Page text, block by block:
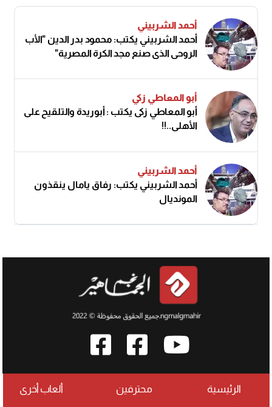
أحمد الشربيني
أحمد الشربيني يكتب: محمود بدر الدين "الأب
الروحي الذي صنع مجد الكرة المصرية"
أبو المعاطي زكي
أبو المعاطي زكى يكتب : أبوريدة والتلقيح على
الأهلى..!!
أحمد الشربيني
أحمد الشربيني يكتب: رفاق يامال ينقذون
المونديال
الرئيسية محترفين ألعاب أخرى